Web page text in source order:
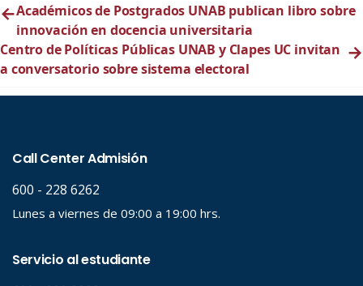
←Académicos de Postgrados UNAB publican libro sobre
innovación en docencia universitaria
Centro de Políticas Públicas UNAB y Clapes UC invitan
a conversatorio sobre sistema electoral
→